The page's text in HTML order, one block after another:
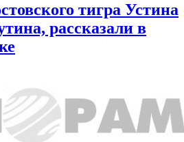
тигра Устина
рассказали в